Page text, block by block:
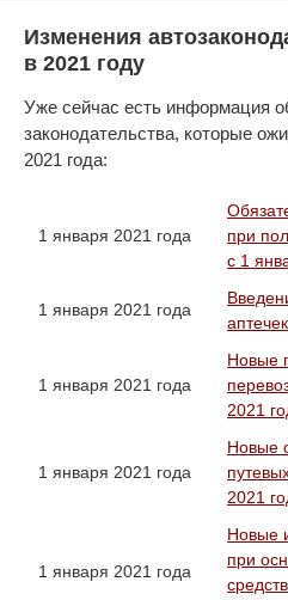
Изменения
в 2021 году
Уже сейчас есть информация
законодательства, которые
2021 года:
1 января 2021 года
при
с 1
1 января 2021 года
1 января 2021 года
Новые
2021
1 января 2021 года
Новые
2021
1 января 2021 года
Новые
при